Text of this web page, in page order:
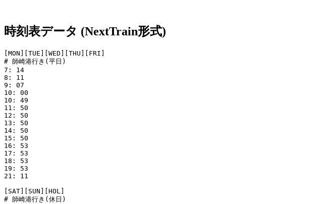
時刻表データ (NextTrain形式)
[MON][TUE][WED][THU][FRI]
# 師崎港行き(平日)
7: 14
8: 11
9: 07
10: 00
10: 49
11: 50
12: 50
13: 50
14: 50
15: 50
16: 53
17: 53
18: 53
19: 53
21: 11
[SAT][SUN][HOL]
# 師崎港行き(休日)